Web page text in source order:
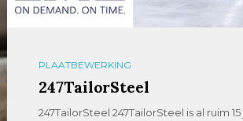
PLAATBEWERKING
247TailorSteel
247TailorSteel 247TailorSteel is al ruim